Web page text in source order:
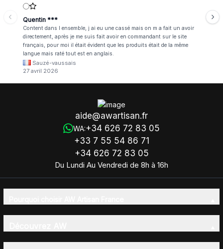
Quentin ***
Content dans l ensemble, j ai eu une cassé mais on m a fait un avoir
directement, après je me suis fait avoir en commandant sur le site
français, pour moi il était évident que les produits était de la même
langue mais raté tout est en anglais.
Sauzé-vaussais
27 avril 2026
aide@awartisan.fr
WA:+34 626 72 83 05
+33 7 55 54 86 71
+34 626 72 83 05
Du Lundi Au Vendredi de 8h à 16h